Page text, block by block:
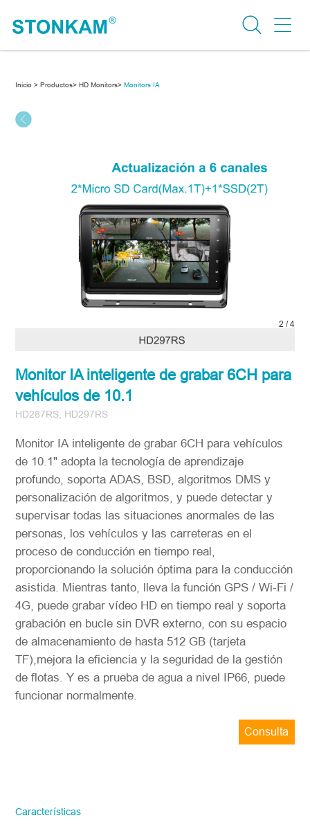
Inicio > Productos> HD Monitors> Monitors IA
3 /4
Monitor IA inteligente de grabar 6CH para
vehículos de 10.1
HD287RS, HD297RS
Monitor IA inteligente de grabar 6CH para vehículos
de 10.1" adopta la tecnología de aprendizaje
profundo, soporta ADAS, BSD, algoritmos DMS y
personalización de algoritmos, y puede detectar y
supervisar todas las situaciones anormales de las
personas, los vehículos y las carreteras en el
proceso de conducción en tiempo real,
proporcionando la solución óptima para la conducción
asistida. Mientras tanto, lleva la función GPS / Wi-Fi /
4G, puede grabar vídeo HD en tiempo real y soporta
grabación en bucle sin DVR externo, con su espacio
de almacenamiento de hasta 512 GB (tarjeta
TF),mejora la eficiencia y la seguridad de la gestión
de flotas. Y es a prueba de agua a nivel IP66, puede
funcionar normalmente.
Consulta
región/país. ¡Te responderemos lo antes
Características